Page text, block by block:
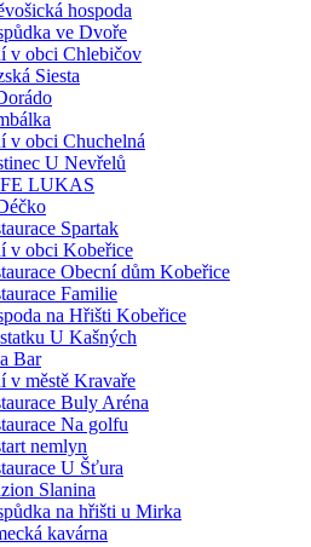
hospoda
ve Dvoře
v obci Chlebičov
Siesta
v obci Chuchelná
U Nevřelů
LUKAS
Spartak
v obci Kobeřice
Obecní dům Kobeřice
Familie
na Hřišti Kobeřice
U Kašných
Bar
v městě Kravaře
Buly Aréna
Na golfu
nemlyn
U Šťura
Slanina
na hřišti u Mirka
kavárna